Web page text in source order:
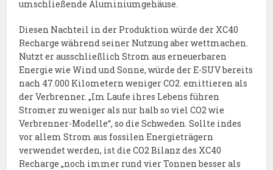
umschließende Aluminiumgehäuse.
Diesen Nachteil in der Produktion würde der XC40
Recharge während seiner Nutzung aber wettmachen.
Nutzt er ausschließlich Strom aus erneuerbaren
Energie wie Wind und Sonne, würde der E-SUV bereits
nach 47.000 Kilometern weniger CO2. emittieren als
der Verbrenner. „Im Laufe ihres Lebens führen
Stromer zu weniger als nur halb so viel CO2 wie
Verbrenner-Modelle“, so die Schweden. Sollte indes
vor allem Strom aus fossilen Energieträgern
verwendet werden, ist die CO2 Bilanz des XC40
Recharge „noch immer rund vier Tonnen besser als